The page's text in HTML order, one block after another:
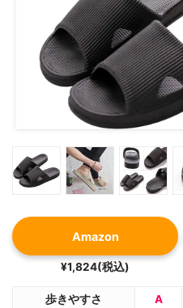
Amazon
¥1,824(税込)
歩きやすさ A